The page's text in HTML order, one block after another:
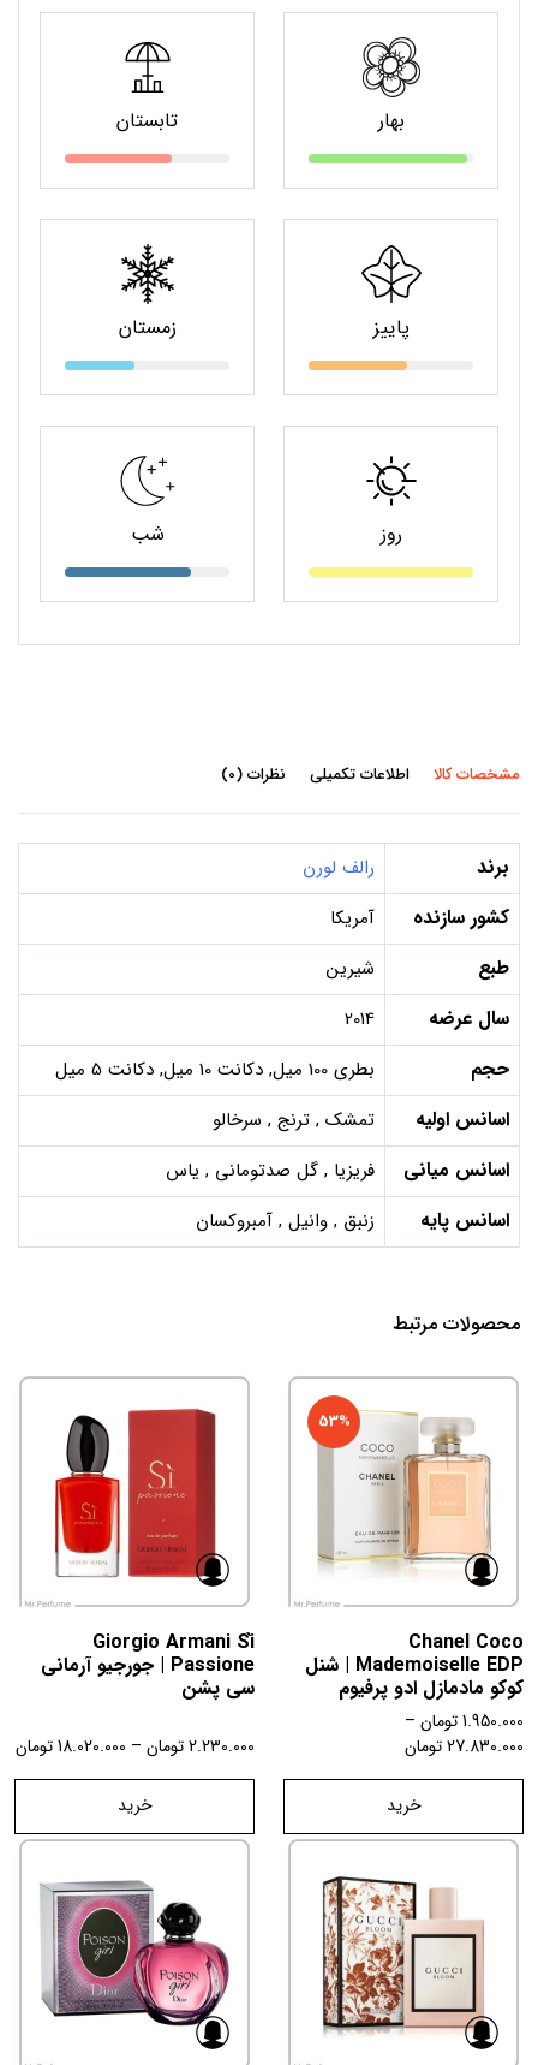
بهار تابستان
پاییز زمستان
روز شب
مشخصات کالا اطلاعات تکمیلی نظرات (0)
برند رالف لورن
کشور سازنده آمریکا
طبع شیرین
سال عرضه 2014
حجم بطری 100 میل, دکانت 10 میل, دکانت 5 میل
اسانس اولیه تمشک , ترنج , سرخالو
اسانس میانی فریزیا , گل صدتومانی , یاس
اسانس پایه زنبق , وانیل , آمبروکسان
محصولات مرتبط
53%
Chanel Coco
Mademoiselle EDP | شنل
کوکو مادمازل ادو پرفیوم
1.950.000تومان –
27.830.000تومان
خرید
Giorgio Armani Sì
Passione | جورجیو آرمانی
سی پشن
2.230.000تومان –
18.020.000تومان
خرید